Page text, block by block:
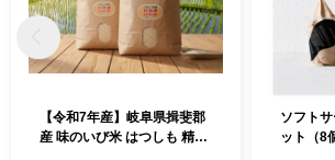
【令和7年産】岐阜県揖斐郡
産 味のいび米 はつしも 精米
ソフト
ット（8